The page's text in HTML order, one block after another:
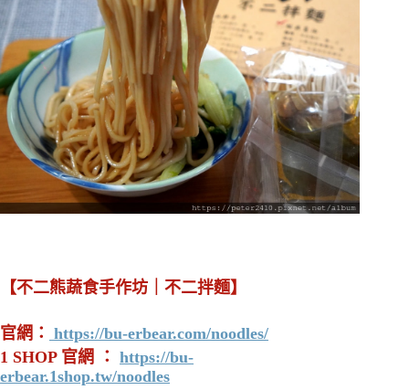
【不二熊蔬食手作坊｜不二拌麵】
官網： https://bu-erbear.com/noodles/
1 SHOP 官網 ： https://bu-
erbear.1shop.tw/noodles